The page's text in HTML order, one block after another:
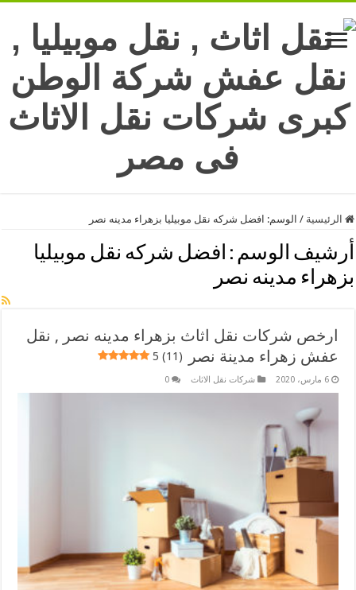
الرئيسية / الوسم: افضل شركه نقل موبيليا بزهراء مدينه نصر
أرشيف الوسم : افضل شركه نقل موبيليا
بزهراء مدينه نصر
ارخص شركات نقل اثاث بزهراء مدينه نصر , نقل
عفش زهراء مدينة نصر
5 (11)
6 مارس، 2020 شركات نقل الاثاث 0